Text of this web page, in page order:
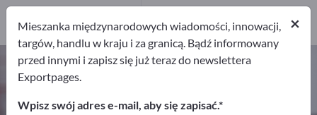
Pojemniki piętrowe – znajdź
producentów i dostawców
5
5
×
Mieszanka międzynarodowych wiadomości, innowacji,
targów, handlu w kraju i za granicą. Bądź informowany
przed innymi i zapisz się już teraz do newslettera
Exportpages.
Wpisz swój adres e-mail, aby się zapisać.